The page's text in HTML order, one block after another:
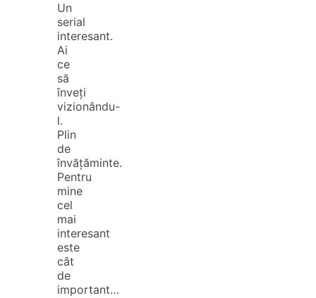
Un
serial
interesant.
Ai
ce
să
înveți
vizionându-
l.
Plin
de
învățăminte.
Pentru
mine
cel
mai
interesant
este
cât
de
important…